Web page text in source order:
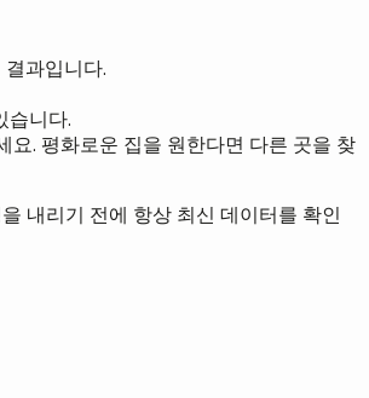
과입니다.
습니다.
요. 평화로운 집을 원한다면 다른 곳을 찾
내리기 전에 항상 최신 데이터를 확인